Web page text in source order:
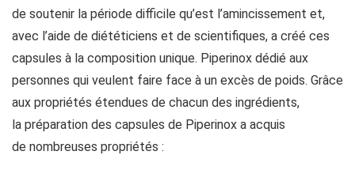
de soutenir la période difficile qu’est l’amincissement et,
avec l’aide de diététiciens et de scientifiques, a créé ces
capsules à la composition unique. Piperinox dédié aux
personnes qui veulent faire face à un excès de poids. Grâce
aux propriétés étendues de chacun des ingrédients,
la préparation des capsules de Piperinox a acquis
de nombreuses propriétés :